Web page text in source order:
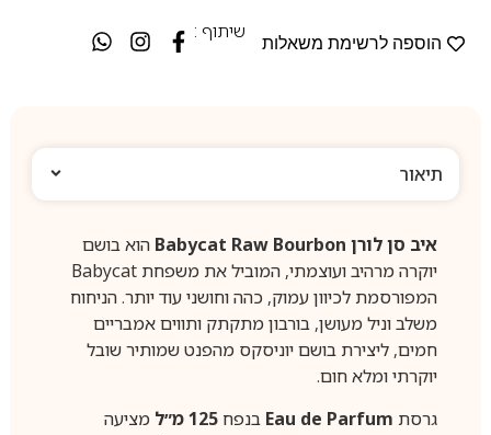
הוספה לרשימת משאלות
שיתוף :
תיאור
איב סן לורן Babycat Raw Bourbon
הוא בושם
יוקרה מרהיב ועוצמתי, המוביל את משפחת Babycat
המפורסמת לכיוון עמוק, כהה וחושני עוד יותר. הניחוח
משלב וניל מעושן, בורבון מתקתק ותווים אמבריים
חמים, ליצירת בושם יוניסקס מהפנט שמותיר שובל
יוקרתי ומלא חום.
גרסת Eau de Parfumבנפח 125 מ״ל
מציעה